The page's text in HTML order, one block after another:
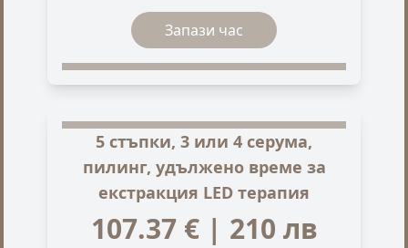
Запази час
5 стъпки, 3 или 4 серума,
пилинг, удължено време за
екстракция LED терапия
107.37 € | 210 лв